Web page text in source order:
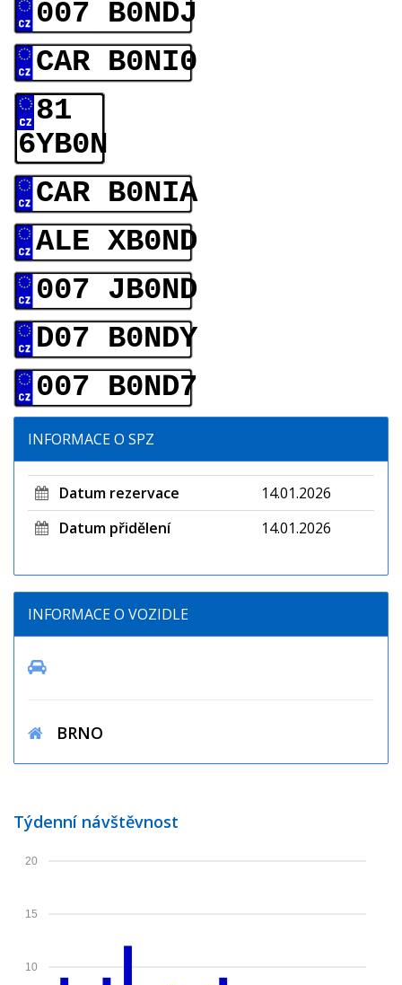
007 B0NDJ
CAR B0NI0
81
6YB0N
CAR B0NIA
ALE XB0ND
007 JB0ND
D07 B0NDY
007 B0ND7
INFORMACE O SPZ
Datum rezervace
14.01.2026
Datum přidělení
14.01.2026
INFORMACE O VOZIDLE
BRNO
Týdenní návštěvnost
10
15
20